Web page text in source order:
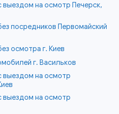
выездом на осмотр Печерск,
посредников Первомайский
осмотра г. Киев
г. Васильков
выездом на осмотр
выездом на осмотр